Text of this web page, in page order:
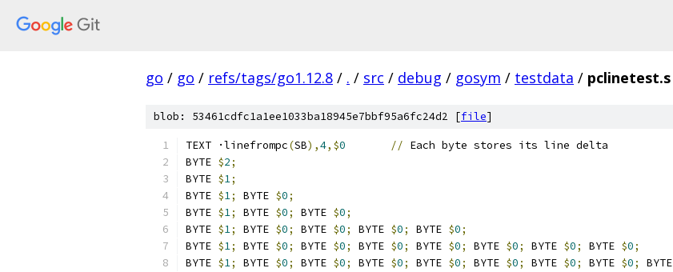
go / go / refs/tags/go1.12.8 / . / src / debug / gosym / testdata / pclinetest.s
blob: 53461cdfc1a1ee1033ba18945e7bbf95a6fc24d2 [file]
TEXT ·linefrompc(SB),4,$0 // Each byte stores its line delta
BYTE $2;
BYTE $1;
BYTE $1; BYTE $0;
BYTE $1; BYTE $0; BYTE $0;
BYTE $1; BYTE $0; BYTE $0; BYTE $0; BYTE $0;
BYTE $1; BYTE $0; BYTE $0; BYTE $0; BYTE $0; BYTE $0; BYTE $0; BYTE $0;
BYTE $1; BYTE $0; BYTE $0; BYTE $0; BYTE $0; BYTE $0; BYTE $0; BYTE $0; BYTE